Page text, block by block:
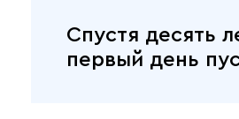
Спустя десять
первый день